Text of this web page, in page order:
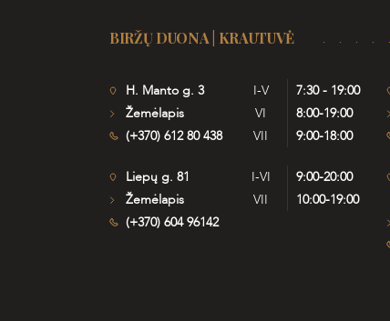
BIRŽŲ DUONA | KRAUTUVĖ
H. Manto g. 3
Žemėlapis
(+370) 612 80 438
I-V
7:30 - 19:00
VI
8:00-19:00
VII
9:00-18:00
Liepų g. 81
Žemėlapis
(+370) 604 96142
I-VI
9:00-20:00
VII
10:00-19:00